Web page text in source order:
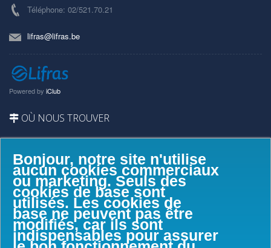
Bonjour, notre site n'utilise
aucun cookies commerciaux
ou marketing. Seuls des
cookies de base sont
utilisés. Les cookies de
base ne peuvent pas être
modifiés, car ils sont
indispensables pour assurer
Téléphone: 02/521.70.21
lifras@lifras.be
Powered by iClub
OÙ NOUS TROUVER